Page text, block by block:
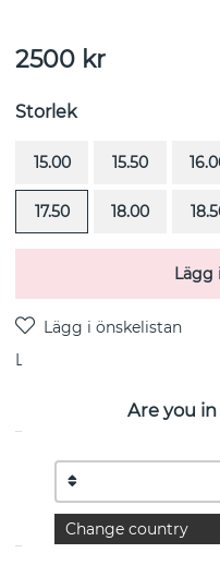
2500 kr
Storlek
15.00 15.50
17.50 18.00
Lägg
Leverans:
PRODUKTBESKRIVNING
Pencez De Moy Edge
svenska Efva Attling
Are you
Change country